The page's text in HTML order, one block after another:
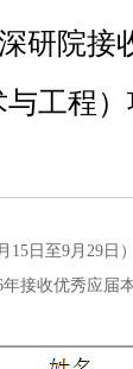
研院接
与工程
日至9月29日）
接收优秀应